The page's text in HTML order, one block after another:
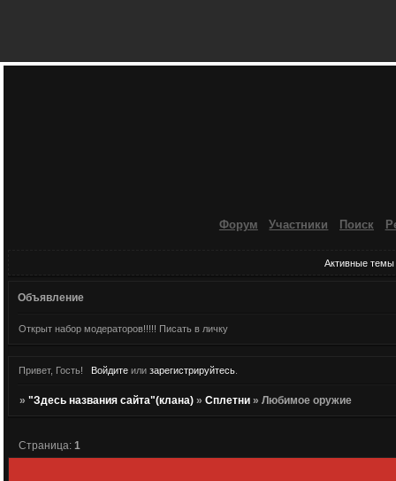
Форум Участники Поиск
Активные темы
Объявление
Открыт набор модераторов!!!!! Писать в личку
Привет, Гость! Войдитеили зарегистрируйтесь.
»"Здесь названия сайта"(клана) »Сплетни »Любимое оружие
Страница:1